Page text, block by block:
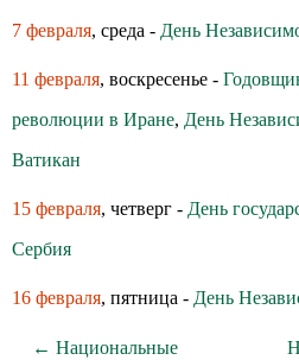
7 февраля, среда - День
11 февраля, воскресенье -
революции в Иране, День
Ватикан
15 февраля, четверг - День
Сербия
16 февраля, пятница - День
← Национальные